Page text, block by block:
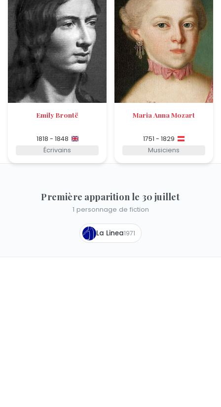
Emily Brontë
1818 - 1848
Écrivains
Maria Anna Mozart
1751 - 1829
Musiciens
Première apparition le 30 juillet
1 personnage de fiction
La Linea1971